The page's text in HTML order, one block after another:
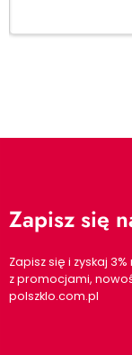
Zapisz się
Zapisz się i zyskaj
z promocjami,
polszklo.com.pl